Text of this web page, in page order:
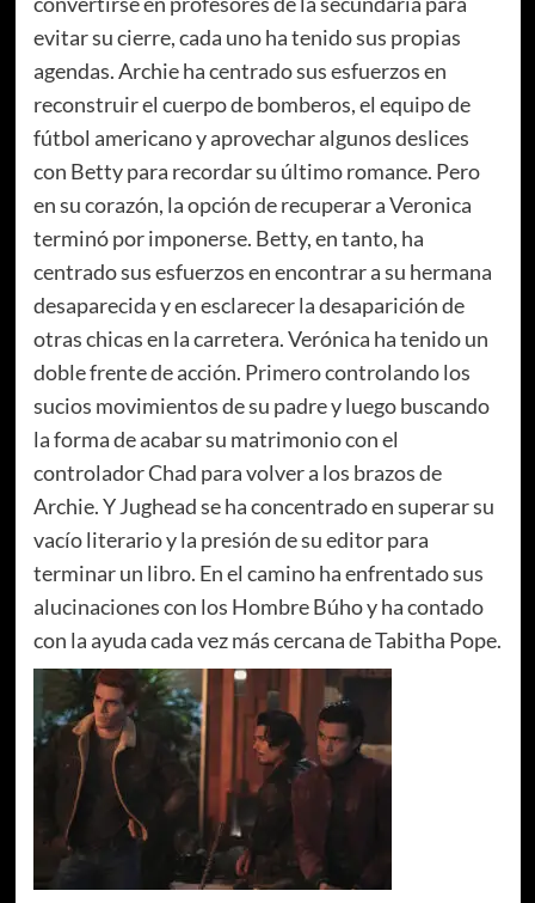
evitar su cierre, cada uno ha tenido sus propias
agendas. Archie ha centrado sus esfuerzos en
reconstruir el cuerpo de bomberos, el equipo de
fútbol americano y aprovechar algunos deslices
con Betty para recordar su último romance. Pero
en su corazón, la opción de recuperar a Veronica
terminó por imponerse. Betty, en tanto, ha
centrado sus esfuerzos en encontrar a su hermana
desaparecida y en esclarecer la desaparición de
otras chicas en la carretera. Verónica ha tenido un
doble frente de acción. Primero controlando los
sucios movimientos de su padre y luego buscando
la forma de acabar su matrimonio con el
controlador Chad para volver a los brazos de
Archie. Y Jughead se ha concentrado en superar su
vacío literario y la presión de su editor para
terminar un libro. En el camino ha enfrentado sus
alucinaciones con los Hombre Búho y ha contado
con la ayuda cada vez más cercana de Tabitha Pope.